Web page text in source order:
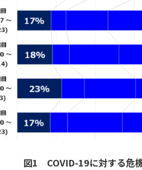
図1 COVID-19に対する危